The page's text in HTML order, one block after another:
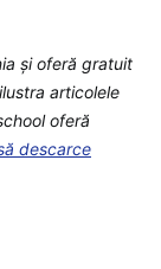
şi oferă gratuit
articolele
oferă
descarce